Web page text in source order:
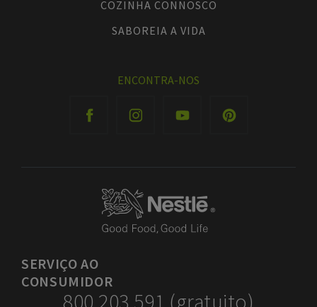
COZINHA CONNOSCO
SABOREIA A VIDA
ENCONTRA-NOS
SERVIÇOAO
CONSUMIDOR
800 203 591 (gratuito)